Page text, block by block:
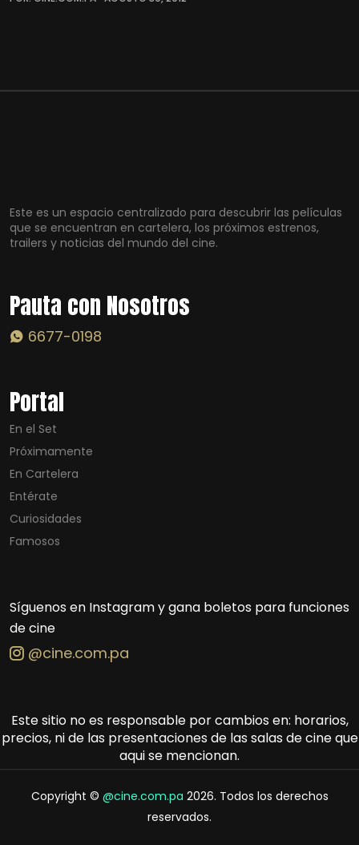
Este es un espacio centralizado para descubrir las películas
que se encuentran en cartelera, los próximos estrenos,
trailers y noticias del mundo del cine.
Pauta con Nosotros
6677-0198
Portal
En el Set
Próximamente
En Cartelera
Entérate
Curiosidades
Famosos
Síguenos en Instagram y gana boletos para funciones
de cine
@cine.com.pa
Este sitio no es responsable por cambios en: horarios,
precios, ni de las presentaciones de las salas de cine que
aqui se mencionan.
Copyright © @cine.com.pa 2026. Todos los derechos
reservados.